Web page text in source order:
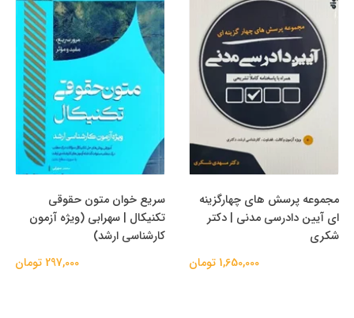
مجموعه پرسش های چهارگزینه
ای آیین دادرسی مدنی | دکتر
شکری
1,650,000 تومان
سریع خوان متون حقوقی
تکنیکال | سهرابی (ویژه آزمون
کارشناسی ارشد)
297,000 تومان